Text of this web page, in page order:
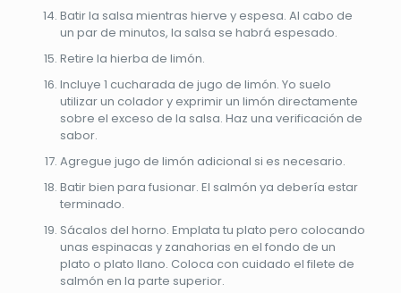
Batir la salsa mientras hierve y espesa. Al cabo de
un par de minutos, la salsa se habrá espesado.
Retire la hierba de limón.
Incluye 1 cucharada de jugo de limón. Yo suelo
utilizar un colador y exprimir un limón directamente
sobre el exceso de la salsa. Haz una verificación de
sabor.
Agregue jugo de limón adicional si es necesario.
Batir bien para fusionar. El salmón ya debería estar
terminado.
Sácalos del horno. Emplata tu plato pero colocando
unas espinacas y zanahorias en el fondo de un
plato o plato llano. Coloca con cuidado el filete de
salmón en la parte superior.